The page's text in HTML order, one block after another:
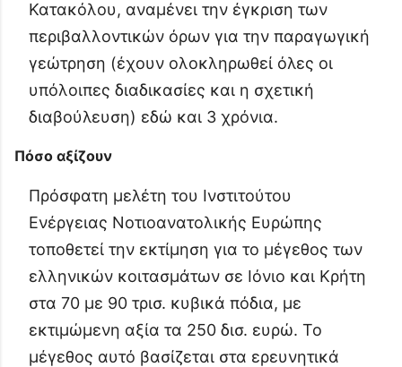
Κατακόλου, αναμένει την έγκριση των
περιβαλλοντικών όρων για την παραγωγική
γεώτρηση (έχουν ολοκληρωθεί όλες οι
υπόλοιπες διαδικασίες και η σχετική
διαβούλευση) εδώ και 3 χρόνια.
Πόσο αξίζουν
Πρόσφατη μελέτη του Ινστιτούτου
Ενέργειας Νοτιοανατολικής Ευρώπης
τοποθετεί την εκτίμηση για το μέγεθος των
ελληνικών κοιτασμάτων σε Ιόνιο και Κρήτη
στα 70 με 90 τρισ. κυβικά πόδια, με
εκτιμώμενη αξία τα 250 δισ. ευρώ. Το
μέγεθος αυτό βασίζεται στα ερευνητικά